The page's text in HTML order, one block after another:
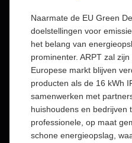
Naarmate de EU Green
doelstellingen voor
het belang van
prominenter. ARPT zal
Europese markt blijven
producten als de 16 kWh
samenwerken met
huishoudens en bedrijven
professionele, op maat
schone energieopslag,